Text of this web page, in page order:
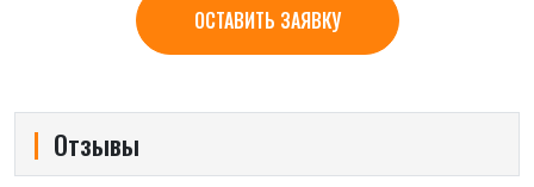
ОСТАВИТЬ ЗАЯВКУ
Отзывы